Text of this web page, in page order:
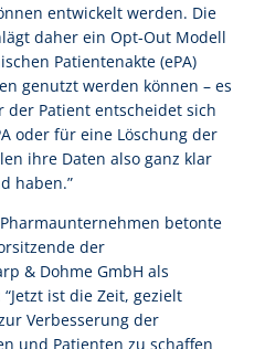
entwickelt werden. Die
daher ein Opt-Out Modell
Patientenakte (ePA)
genutzt werden können – es
Patient entscheidet sich
oder für eine Löschung der
ihre Daten also ganz klar
haben.”
betonte
der
& Dohme GmbH als
ist die Zeit, gezielt
Verbesserung der
und Patienten zu schaffen